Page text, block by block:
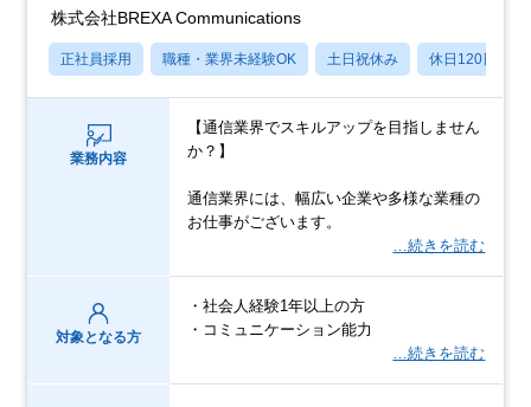
株式会社BREXA Communications
正社員採用 職種・業界未経験OK 土日祝休み 休日120日以上
業務内容
【通信業界でスキルアップを目指しません
か？】
通信業界には、幅広い企業や多様な業種の
お仕事がございます。
…続きを読む
対象となる方
・社会人経験1年以上の方
・コミュニケーション能力
…続きを読む